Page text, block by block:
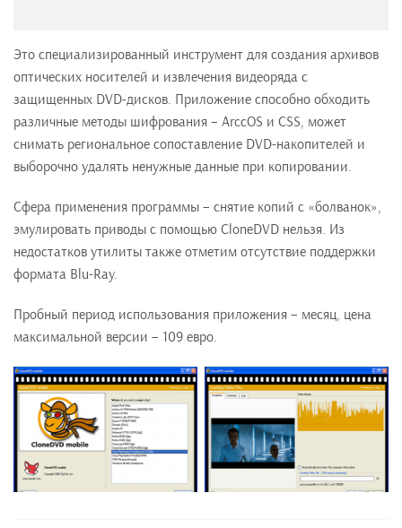
Это специализированный инструмент для создания архивов
оптических носителей и извлечения видеоряда с
защищенных DVD-дисков. Приложение способно обходить
различные методы шифрования – ArccOS и CSS, может
снимать региональное сопоставление DVD-накопителей и
выборочно удалять ненужные данные при копировании.
Сфера применения программы – снятие копий с «болванок»,
эмулировать приводы с помощью CloneDVD нельзя. Из
недостатков утилиты также отметим отсутствие поддержки
формата Blu-Ray.
Пробный период использования приложения – месяц, цена
максимальной версии – 109 евро.